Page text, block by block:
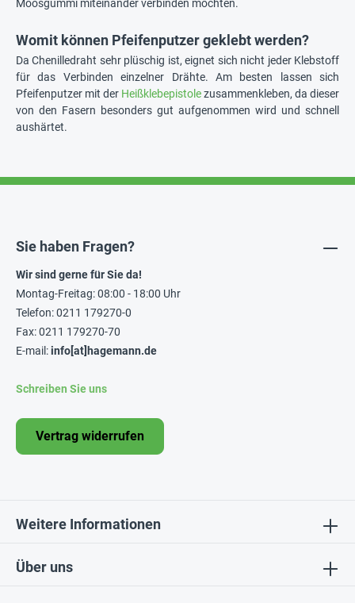
Moosgummi miteinander verbinden möchten.
Womit können Pfeifenputzer geklebt werden?
Da Chenilledraht sehr plüschig ist, eignet sich nicht jeder Klebstoff
für das Verbinden einzelner Drähte. Am besten lassen sich
Pfeifenputzer mit der Heißklebepistolezusammenkleben, da dieser
von den Fasern besonders gut aufgenommen wird und schnell
aushärtet.
Über uns
Sie haben Fragen?
Wir sind gerne für Sie da!
Montag-Freitag: 08:00 - 18:00 Uhr
Telefon: 0211 179270-0
Fax: 0211 179270-70
E-mail:info[at]hagemann.de
Schreiben Sie uns
Vertrag widerrufen
Weitere Informationen